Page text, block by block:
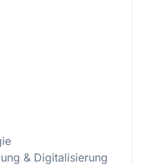
& Digitalisierung